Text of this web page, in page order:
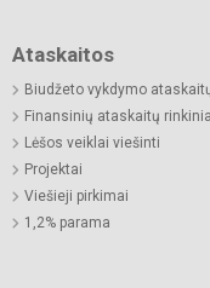
Ataskaitos
Biudžeto vykdymo
Finansinių ataskaitų
Lėšos veiklai viešinti
Projektai
Viešieji pirkimai
1,2% parama